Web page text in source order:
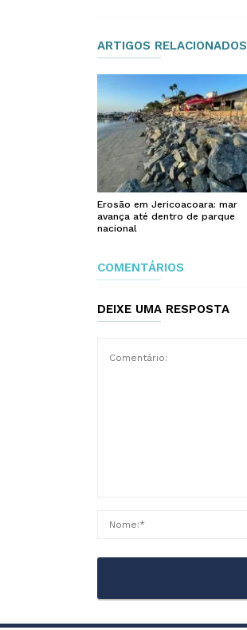
ARTIGOS RELACIONADOS
Erosão em Jericoacoara: mar
avança até dentro de parque
nacional
COMENTÁRIOS
DEIXE UMA RESPOSTA